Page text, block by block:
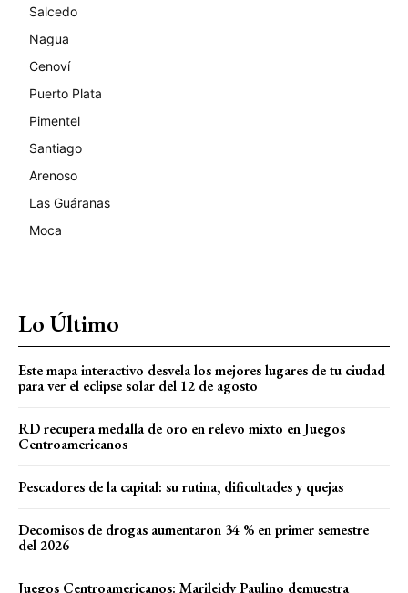
Salcedo
Nagua
Cenoví
Puerto Plata
Pimentel
Santiago
Arenoso
Las Guáranas
Moca
Lo Último
Este mapa interactivo desvela los mejores lugares de tu ciudad
para ver el eclipse solar del 12 de agosto
RD recupera medalla de oro en relevo mixto en Juegos
Centroamericanos
Pescadores de la capital: su rutina, dificultades y quejas
Decomisos de drogas aumentaron 34 % en primer semestre
del 2026
Juegos Centroamericanos: Marileidy Paulino demuestra